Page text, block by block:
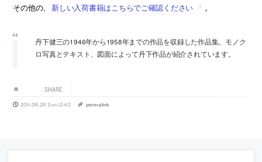
その他の、
新しい入荷書籍はこちらでご確認ください 。
丹下健三の1946年から1958年までの作品を収録した作品集。モノク
ロ写真とテキスト、図面によって丹下作品が紹介されています。
SHARE
2011.06.26 Sun 12:43 permalink